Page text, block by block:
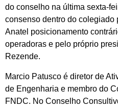
do conselho na última sexta-
consenso dentro do colegiado
Anatel posicionamento
operadoras e pelo próprio
Rezende.
Marcio Patusco é diretor de
de Engenharia e membro do
FNDC. No Conselho